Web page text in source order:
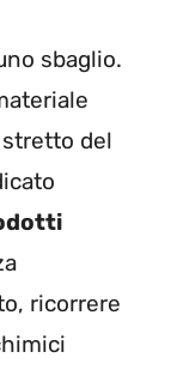
sbaglio.
del
ricorrere